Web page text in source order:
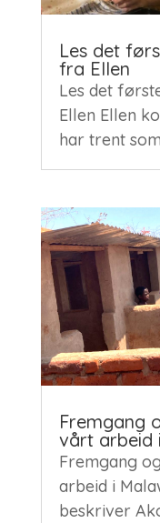
Les det
fra Ellen
Les det
Ellen Ellen
har trent
Fremgang
vårt arbeid
Fremgang
arbeid i
beskriver